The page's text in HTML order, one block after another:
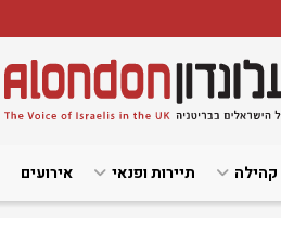
קהילה תיירות ופנאי אירועים